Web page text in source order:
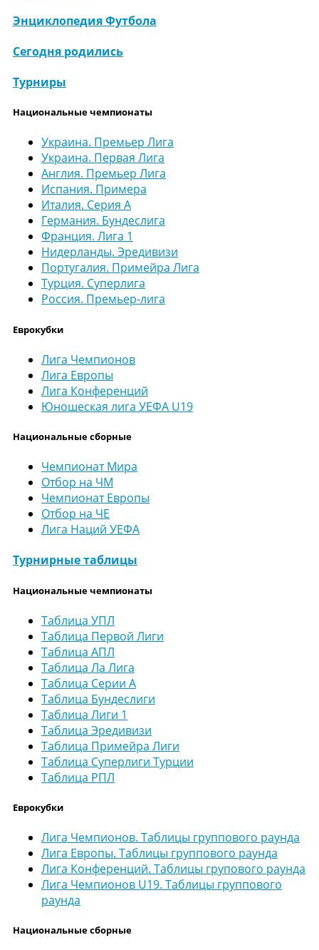
Энциклопедия Футбола
Сегодня родились
Турниры
Национальные чемпионаты
Украина. Премьер Лига
Украина. Первая Лига
Англия. Премьер Лига
Испания. Примера
Италия. Серия А
Германия. Бундеслига
Франция. Лига 1
Нидерланды. Эредивизи
Португалия. Примейра Лига
Турция. Суперлига
Россия. Премьер-лига
Еврокубки
Лига Чемпионов
Лига Европы
Лига Конференций
Юношеская лига УЕФА U19
Национальные сборные
Чемпионат Мира
Отбор на ЧМ
Чемпионат Европы
Отбор на ЧЕ
Лига Наций УЕФА
Турнирные таблицы
Национальные чемпионаты
Таблица УПЛ
Таблица Первой Лиги
Таблица АПЛ
Таблица Ла Лига
Таблица Серии А
Таблица Бундеслиги
Таблица Лиги 1
Таблица Эредивизи
Таблица Примейра Лиги
Таблица Суперлиги Турции
Таблица РПЛ
Еврокубки
Лига Чемпионов. Таблицы группового раунда
Лига Европы. Таблицы группового раунда
Лига Конференций. Таблицы групового раунда
Лига Чемпионов U19. Таблицы группового
раунда
Национальные сборные